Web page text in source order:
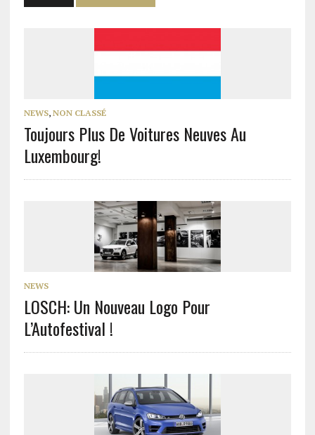
NEWS, NON CLASSÉ
Toujours Plus De Voitures Neuves Au
Luxembourg!
NEWS
LOSCH: Un Nouveau Logo Pour
L’Autofestival !